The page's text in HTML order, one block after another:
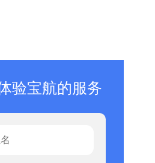
验宝航的服务